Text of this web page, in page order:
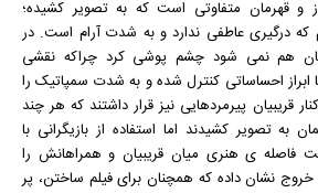
و قهرمان متفاوتی است که به تصویر کشیده؛
که درگیری عاطفی ندارد و به شدت آرام است. در
هم نمی شود چشم پوشی کرد چراکه نقشی
احساساتی کنترل شده و به شدت سمپاتیک را
قریبیان پیرمردهایی نیز قرار داشتند که هر چند
به تصویر کشیدند اما استفاده از بازیگرانی با
فاصله ی هنری میان قریبیان و همراهانش را
نشان داده که همچنان برای فیلم ساختن، پر